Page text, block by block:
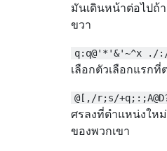
มันเดินหน้าต่อไปถ้
ขวา
q:q@'*'&'~^x ./
เลือกตัวเลือกแรกที่
@[,/r;s/
ศรลงที่ตำแหน่งให
ของพวกเขา